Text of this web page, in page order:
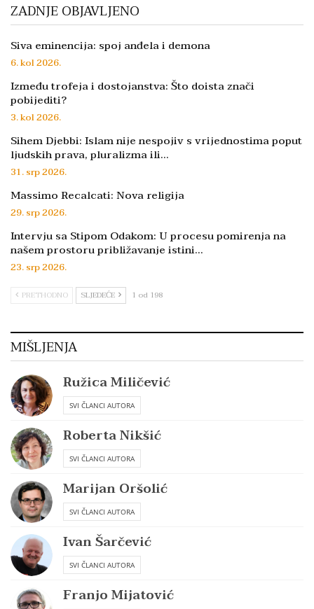
ZADNJE OBJAVLJENO
Siva eminencija: spoj anđela i demona
6. kol 2026.
Između trofeja i dostojanstva: Što doista znači
pobijediti?
3. kol 2026.
Sihem Djebbi: Islam nije nespojiv s vrijednostima poput
ljudskih prava, pluralizma ili…
31. srp 2026.
Massimo Recalcati: Nova religija
29. srp 2026.
Intervju sa Stipom Odakom: U procesu pomirenja na
našem prostoru približavanje istini…
23. srp 2026.
PRETHODNO SLJEDEĆE 1 od 198
MIŠLJENJA
Ružica Miličević
SVI ČLANCI AUTORA
Roberta Nikšić
SVI ČLANCI AUTORA
Marijan Oršolić
SVI ČLANCI AUTORA
Ivan Šarčević
SVI ČLANCI AUTORA
Franjo Mijatović